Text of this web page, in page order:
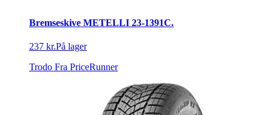
Bremseskive METELLI 23-1391C.
237 kr.På lager
Trodo Fra PriceRunner